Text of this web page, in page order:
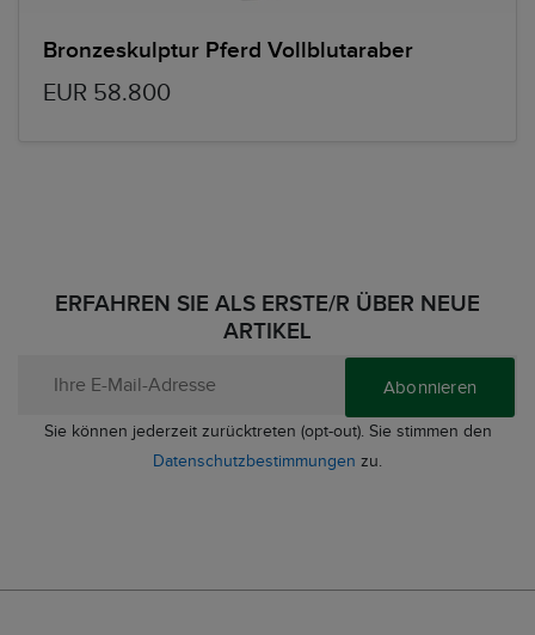
Bronzeskulptur Pferd Vollblutaraber
EUR 58.800
ERFAHREN SIE ALS ERSTE/R ÜBER NEUE
ARTIKEL
Abonnieren
Sie können jederzeit zurücktreten (opt-out). Sie stimmen den
Datenschutzbestimmungen zu.